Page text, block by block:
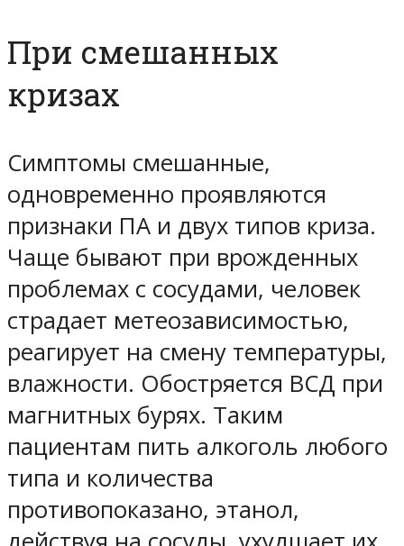
При смешанных
кризах
Симптомы смешанные,
одновременно проявляются
признаки ПА и двух типов криза.
Чаще бывают при врожденных
проблемах с сосудами, человек
страдает метеозависимостью,
реагирует на смену температуры,
влажности. Обостряется ВСД при
магнитных бурях. Таким
пациентам пить алкоголь любого
типа и количества
противопоказано, этанол,